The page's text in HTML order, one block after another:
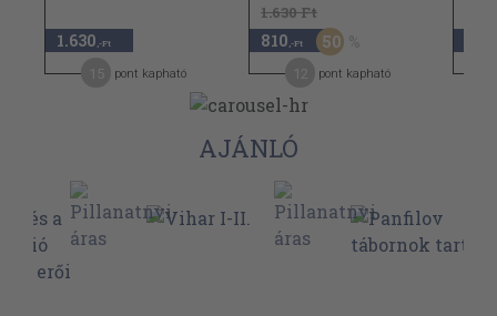
1.630 ,-Ft
pont kapható
1.630 Ft
810 ,-Ft 50
pont kapható
AJÁNLÓ